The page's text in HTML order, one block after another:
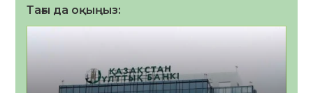
Тағы да оқыңыз: